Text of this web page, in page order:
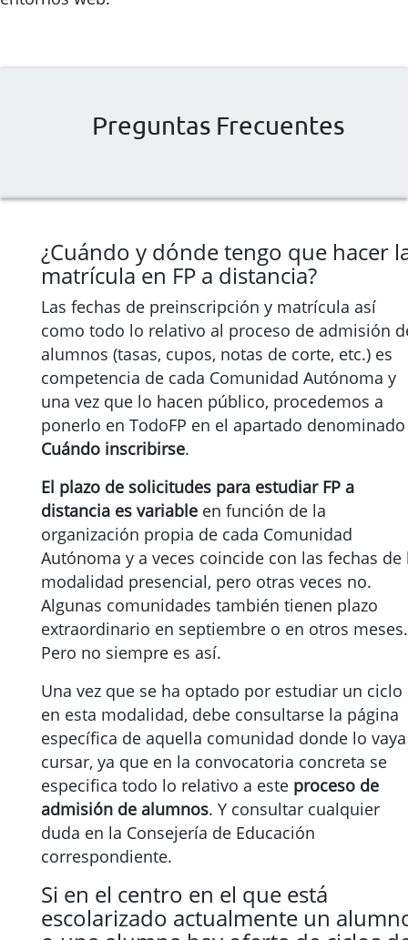
Preguntas Frecuentes
¿Cuándo y dónde tengo que hacer
matrícula en FP a distancia?
Las fechas de preinscripción y matrícula así
como todo lo relativo al proceso de admisión
alumnos (tasas, cupos, notas de corte, etc.) es
competencia de cada Comunidad Autónoma y
una vez que lo hacen público, procedemos a
ponerlo en TodoFP en el apartado denominado
Cuándo inscribirse.
El plazo de solicitudes para estudiar FP a
distancia es variable en función de la
organización propia de cada Comunidad
Autónoma y a veces coincide con las fechas de
modalidad presencial, pero otras veces no.
Algunas comunidades también tienen plazo
extraordinario en septiembre o en otros meses.
Pero no siempre es así.
Una vez que se ha optado por estudiar un ciclo
en esta modalidad, debe consultarse la página
específica de aquella comunidad donde lo
cursar, ya que en la convocatoria concreta se
especifica todo lo relativo a este proceso de
admisión de alumnos. Y consultar cualquier
duda en la Consejería de Educación
correspondiente.
Si en el centro en el que está
escolarizado actualmente un